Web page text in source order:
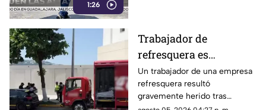
1:26
Trabajador de
refresquera es
atropellado en la
Costera Miguel Alemán
Un trabajador de una empresa
refresquera resultó
gravemente herido tras